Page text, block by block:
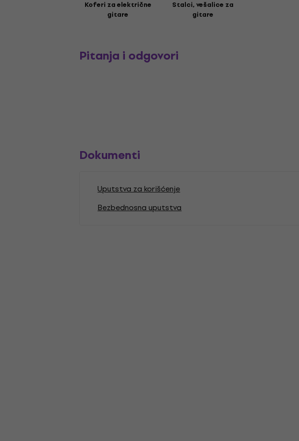
Koferi za električne
gitare
Stalci, vešalice za
gitare
Pitanja i odgovori
Dokumenti
Uputstva za korišćenje
Bezbednosna uputstva